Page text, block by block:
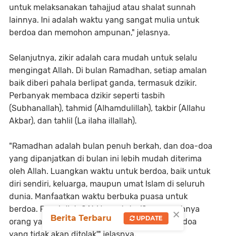
untuk melaksanakan tahajjud atau shalat sunnah
lainnya. Ini adalah waktu yang sangat mulia untuk
berdoa dan memohon ampunan," jelasnya.
Selanjutnya, zikir adalah cara mudah untuk selalu
mengingat Allah. Di bulan Ramadhan, setiap amalan
baik diberi pahala berlipat ganda, termasuk dzikir.
Perbanyak membaca dzikir seperti tasbih
(Subhanallah), tahmid (Alhamdulillah), takbir (Allahu
Akbar), dan tahlil (La ilaha illallah).
"Ramadhan adalah bulan penuh berkah, dan doa-doa
yang dipanjatkan di bulan ini lebih mudah diterima
oleh Allah. Luangkan waktu untuk berdoa, baik untuk
diri sendiri, keluarga, maupun umat Islam di seluruh
dunia. Manfaatkan waktu berbuka puasa untuk
berdoa. Rasulullah SAW bersabda: 'Sesungguhnya
orang yang berpuasa ketika berbuka memiliki doa
×
Berita Terbaru UPDATE